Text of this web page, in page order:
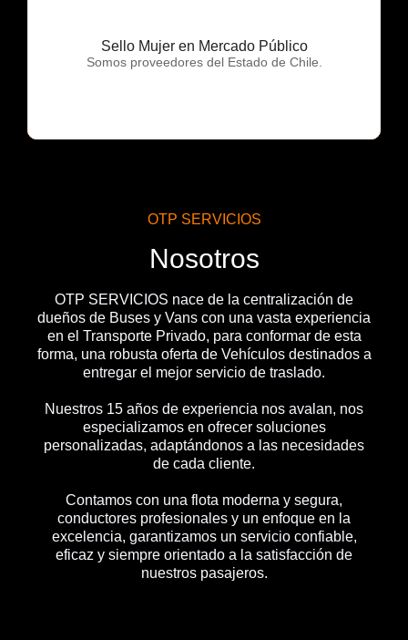
Sello Mujer en Mercado Público
Somos proveedores del Estado de Chile.
OTP Servicios
OTP SERVICIOS
Nosotros
OTP SERVICIOS nace de la centralización de
dueños de Buses y Vans con una vasta experiencia
en el Transporte Privado, para conformar de esta
forma, una robusta oferta de Vehículos destinados a
entregar el mejor servicio de traslado.
Nuestros 15 años de experiencia nos avalan, nos
especializamos en ofrecer soluciones
personalizadas, adaptándonos a las necesidades
de cada cliente.
Contamos con una flota moderna y segura,
conductores profesionales y un enfoque en la
excelencia, garantizamos un servicio confiable,
eficaz y siempre orientado a la satisfacción de
nuestros pasajeros.